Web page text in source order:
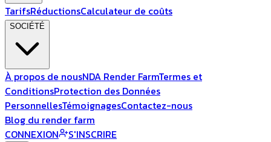
TarifsRéductionsCalculateur de coûts
SOCIÉTÉ
À propos de nousNDA Render FarmTermes et
ConditionsProtection des Données
PersonnellesTémoignagesContactez-nous
Blog du render farm
CONNEXION
S'INSCRIRE